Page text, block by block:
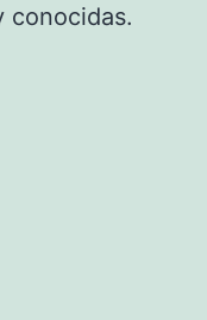
conocidas.